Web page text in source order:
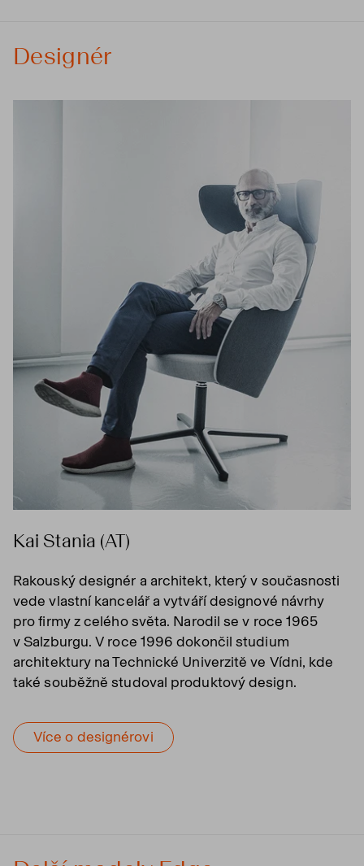
Designér
Kai Stania (AT)
Rakouský designér a architekt, který v současnosti
vede vlastní kancelář a vytváří designové návrhy
pro firmy z celého světa. Narodil se v roce 1965
v Salzburgu. V roce 1996 dokončil studium
architektury na Technické Univerzitě ve Vídni, kde
také souběžně studoval produktový design.
Více o designérovi